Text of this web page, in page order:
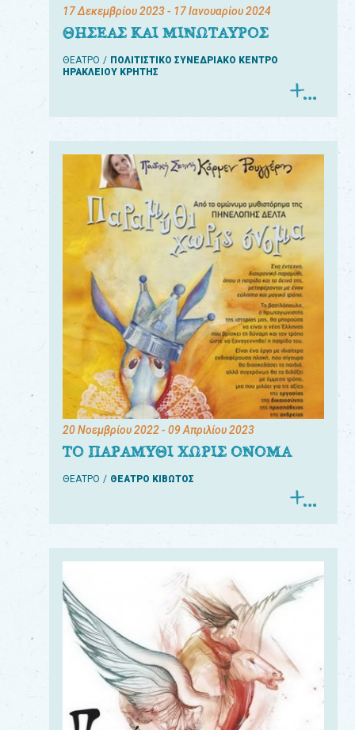
17 Δεκεμβρίου 2023- 17 Ιανουαρίου 2024
ΘΗΣΕΑΣ ΚΑΙ ΜΙΝΩΤΑΥΡΟΣ
ΘΕΑΤΡΟ
ΠΟΛΙΤΙΣΤΙΚΟ ΣΥΝΕΔΡΙΑΚΟ ΚΕΝΤΡΟ
ΗΡΑΚΛΕΙΟΥ ΚΡΗΤΗΣ
20 Νοεμβρίου 2022- 09 Απριλίου 2023
ΤΟ ΠΑΡΑΜΥΘΙ ΧΩΡΙΣ ΟΝΟΜΑ
ΘΕΑΤΡΟ ΘΕΑΤΡΟ ΚΙΒΩΤΟΣ